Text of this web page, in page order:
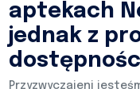
aptekach
jednak z
Przyzwyczajeni